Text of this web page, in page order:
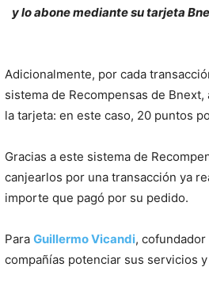
y lo abone mediante su tarjeta
Adicionalmente, por cada
sistema de Recompensas de
la tarjeta: en este caso, 20 puntos
Gracias a este sistema de
canjearlos por una transacción ya
importe que pagó por su pedido.
Para Guillermo Vicandi, cofundador
compañías potenciar sus servicios